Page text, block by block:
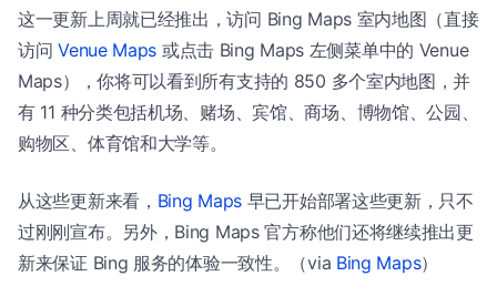
这一更新上周就已经推出，访问 Bing Maps 室内地图（直接
访问Venue Maps 或点击 Bing Maps 左侧菜单中的 Venue
Maps），你将可以看到所有支持的 850 多个室内地图，并
有 11 种分类包括机场、赌场、宾馆、商场、博物馆、公园、
购物区、体育馆和大学等。
从这些更新来看， Bing Maps早已开始部署这些更新，只不
过刚刚宣布。另外，Bing Maps 官方称他们还将继续推出更
新来保证 Bing 服务的体验一致性。（via Bing Maps）